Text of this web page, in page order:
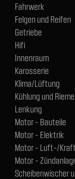
Fahrwerk
Felgen und Reifen
Getriebe
Hifi
Innenraum
Karosserie
Klima/Lüftung
Kühlung und
Lenkung
Motor - Bauteile
Motor - Elektrik
Motor - Luft-/
Motor -
Scheibenwischer